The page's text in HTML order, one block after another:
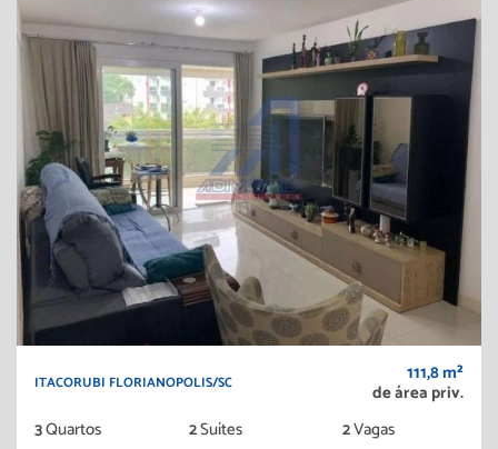
ITACORUBI FLORIANOPOLIS/SC 111,8 m²
de área priv.
3Quartos 2Suítes 2Vagas